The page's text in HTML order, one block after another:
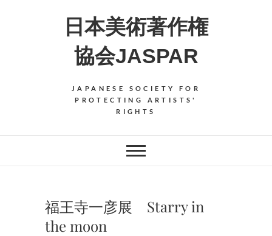
日本美術著作権
協会JASPAR
JAPANESE SOCIETY FOR
PROTECTING ARTISTS'
RIGHTS
福王寺一彦展 Starry in
the moon